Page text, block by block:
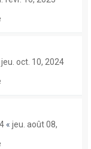
jeu. oct. 10, 2024
« jeu. août 08,